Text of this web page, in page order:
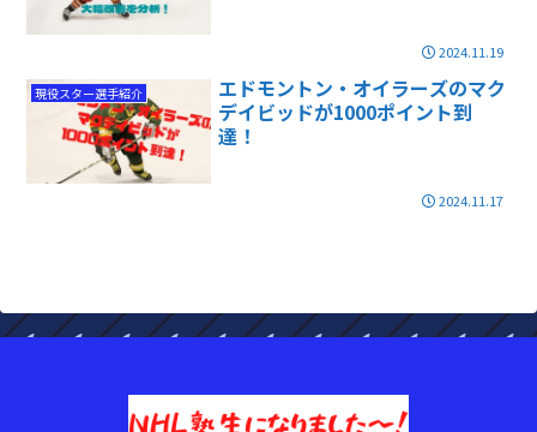
2024.11.19
現役スター選手紹介
エドモントン・オイラーズのマク
デイビッドが1000ポイント到
達！
2024.11.17